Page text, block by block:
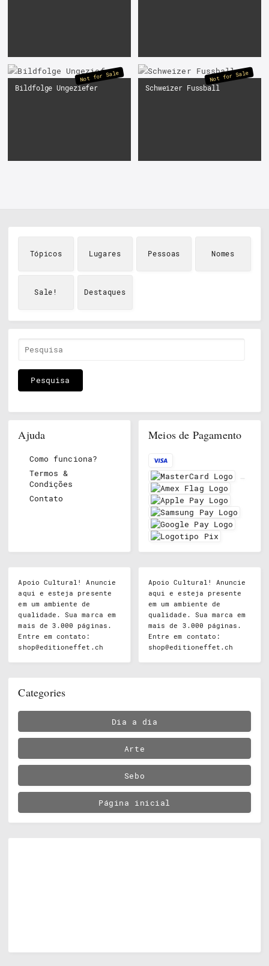
Bildfolge Ungeziefer
Not for Sale
Schweizer Fussball
Not for Sale
Tópicos Lugares Pessoas Nomes
Sale! Destaques
Ajuda
Como funciona?
Termos &
Condições
Contato
Meios de Pagamento
Apoio Cultural! Anuncie
aqui e esteja presente
em um ambiente de
qualidade. Sua marca em
mais de 3.000 páginas.
Entre em contato:
shop@editioneffet.ch
Apoio Cultural! Anuncie
aqui e esteja presente
em um ambiente de
qualidade. Sua marca em
mais de 3.000 páginas.
Entre em contato:
shop@editioneffet.ch
Categories
Dia a dia
Arte
Sebo
Página inicial